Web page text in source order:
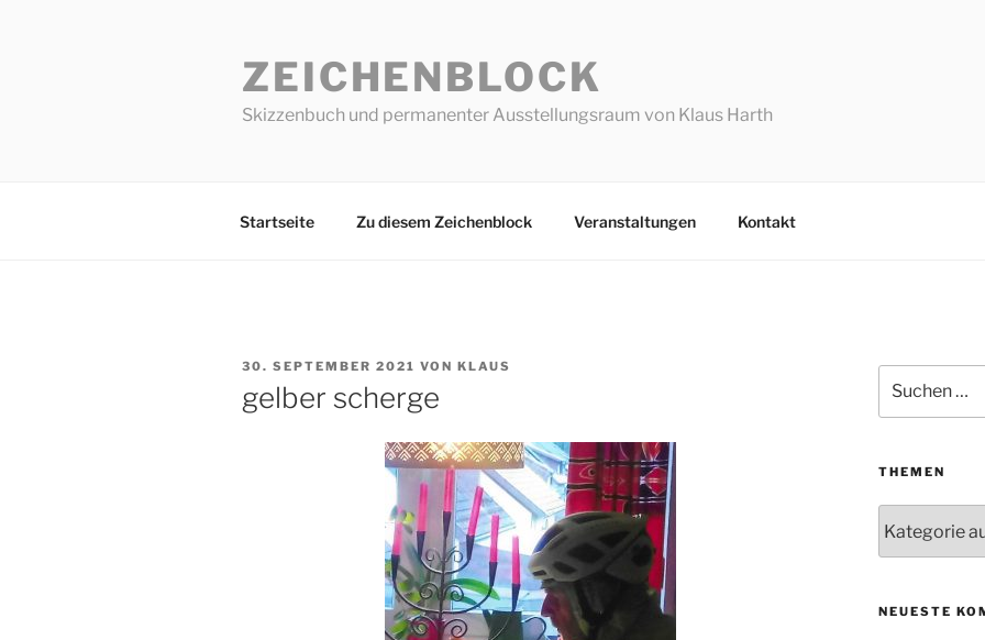
ZEICHENBLOCK
Skizzenbuch und permanenter Ausstellungsraum von Klaus Harth
Startseite Zu diesem Zeichenblock Veranstaltungen Kontakt
VERÖFFENTLICHT
30. SEPTEMBER 2021 VON KLAUS
gelber scherge
nach:
THEMEN
NEUESTE